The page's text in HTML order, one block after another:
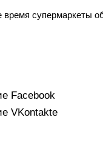
время супермаркеты
Facebook
VKontakte